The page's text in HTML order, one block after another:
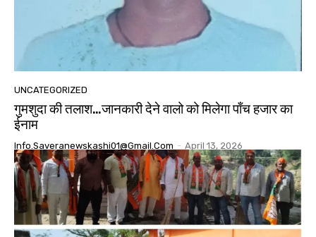
UNCATEGORIZED
गुमशुदा की तलाश…जानकारी देने वालो को मिलेगा पाँच हजार का
ईनाम
Info.saveranewskashi01@gmail.com - April 13, 2026